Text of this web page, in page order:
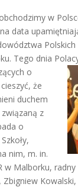
w
data
Polskich
Tego dnia
o
że
duchem
z
o
nim, m. in.
w Malborku,